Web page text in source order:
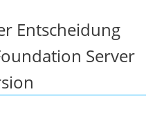
Entscheidung
Server